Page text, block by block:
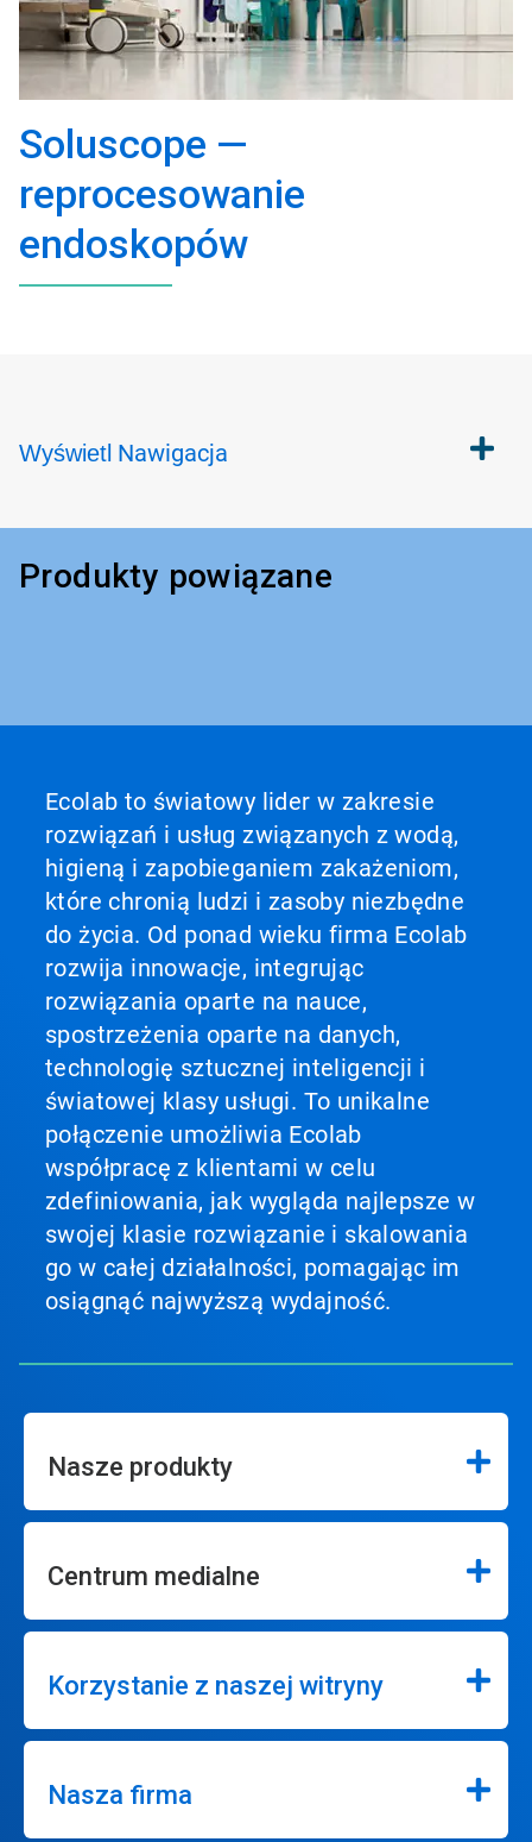
Soluscope —
reprocesowanie
endoskopów
Wyświetl Nawigacja
Produkty powiązane
Ecolab to światowy lider w zakresie
rozwiązań i usług związanych z wodą,
higieną i zapobieganiem zakażeniom,
które chronią ludzi i zasoby niezbędne
do życia. Od ponad wieku firma Ecolab
rozwija innowacje, integrując
rozwiązania oparte na nauce,
spostrzeżenia oparte na danych,
technologię sztucznej inteligencji i
światowej klasy usługi. To unikalne
połączenie umożliwia Ecolab
współpracę z klientami w celu
zdefiniowania, jak wygląda najlepsze w
swojej klasie rozwiązanie i skalowania
go w całej działalności, pomagając im
osiągnąć najwyższą wydajność.
Nasze produkty
Centrum medialne
Korzystanie z naszej witryny
Nasza firma